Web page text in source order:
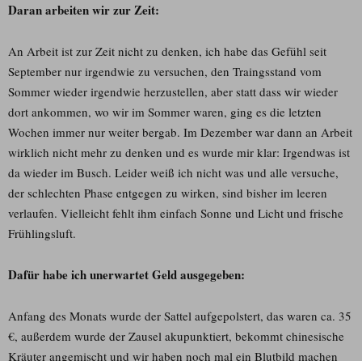
Daran arbeiten wir zur Zeit:
An Arbeit ist zur Zeit nicht zu denken, ich habe das Gefühl seit
September nur irgendwie zu versuchen, den Traingsstand vom
Sommer wieder irgendwie herzustellen, aber statt dass wir wieder
dort ankommen, wo wir im Sommer waren, ging es die letzten
Wochen immer nur weiter bergab. Im Dezember war dann an Arbeit
wirklich nicht mehr zu denken und es wurde mir klar: Irgendwas ist
da wieder im Busch. Leider weiß ich nicht was und alle versuche,
der schlechten Phase entgegen zu wirken, sind bisher im leeren
verlaufen. Vielleicht fehlt ihm einfach Sonne und Licht und frische
Frühlingsluft.
Dafür habe ich unerwartet Geld ausgegeben:
Anfang des Monats wurde der Sattel aufgepolstert, das waren ca. 35
€, außerdem wurde der Zausel akupunktiert, bekommt chinesische
Kräuter angemischt und wir haben noch mal ein Blutbild machen